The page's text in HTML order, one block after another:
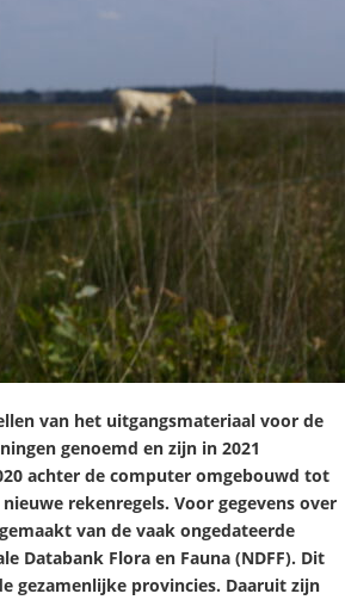
van het uitgangsmateriaal voor de
genoemd en zijn in 2021
achter de computer omgebouwd tot
rekenregels. Voor gegevens over
van de vaak ongedateerde
Databank Flora en Fauna (NDFF). Dit
gezamenlijke provincies. Daaruit zijn